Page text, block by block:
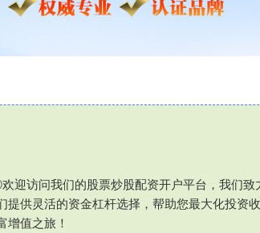
迎访问我们的股票炒股配资开户平台，我们
供灵活的资金杠杆选择，帮助您最大化投
增值之旅！